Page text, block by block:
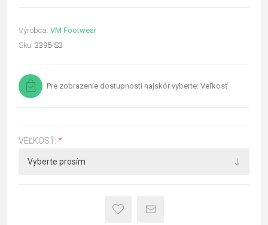
Výrobca: VM Footwear
Sku: 3395-S3
Pre zobrazenie dostupnosti najskôr vyberte: Veľkosť
VEĽKOSŤ: *